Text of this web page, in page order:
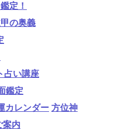
定！
の奥義
占い講座
鑑定
カレンダー 方位神
案内